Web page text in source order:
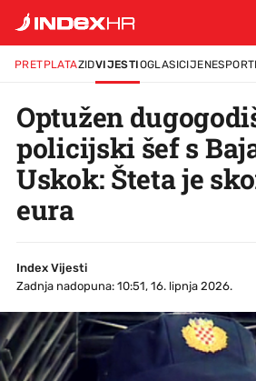
PRETPLATAZIDVIJESTIOGLASICIJENESPORT
Optužen
policijski šef s
Uskok: Šteta je
eura
Index Vijesti
Zadnja nadopuna: 10:51, 16. lipnja 2026.